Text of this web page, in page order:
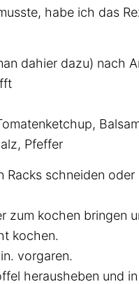
habe ich das
dahier dazu) nach
Pfeffer
Racks schneiden
zum kochen bringen
kochen.
vorgaren.
herausheben und